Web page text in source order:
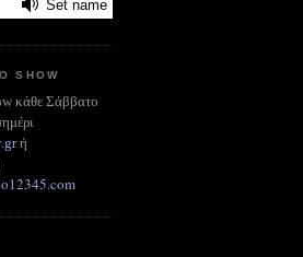
SHOW
κάθε Σάββατο
ή